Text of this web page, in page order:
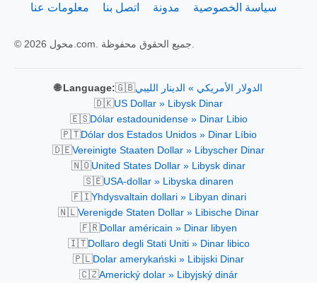
معلومات عنا اتصل بنا مدونة سياسة الخصوصية
🌐 Language:🇬🇧الدولار الأمريكي » الدينار الليبي
🇩🇰US Dollar » Libysk Dinar
🇪🇸Dólar estadounidense » Dinar Libio
🇵🇹Dólar dos Estados Unidos » Dinar Líbio
🇩🇪Vereinigte Staaten Dollar » Libyscher Dinar
🇳🇴United States Dollar » Libysk dinar
🇸🇪USA-dollar » Libyska dinaren
🇫🇮Yhdysvaltain dollari » Libyan dinari
🇳🇱Verenigde Staten Dollar » Libische Dinar
🇫🇷Dollar américain » Dinar libyen
🇮🇹Dollaro degli Stati Uniti » Dinar libico
🇵🇱Dolar amerykański » Libijski Dinar
🇨🇿Americký dolar » Libyjský dinár